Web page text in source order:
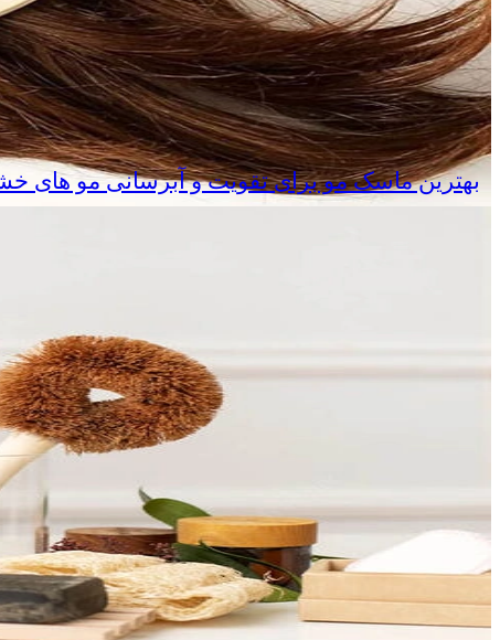
بهترین ماسک مو برای تقویت و آبرسانی مو های